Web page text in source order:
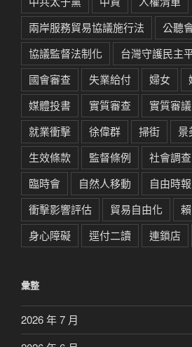
兩岸服務貿易協議施行法
公聽
協議監督法制化
台灣守護民主
國會審查
失業給付 婦女
媒體投書
實質審查 實質審議
就業衝擊
徐偉群 掃街 景
生效條款
監督條例 社會調查
臨時會
自然人移動 自由時報
衝擊影響評估
貿易自由化
身心障礙
逕付二讀 連鎖店
彙整
2026 年 7 月